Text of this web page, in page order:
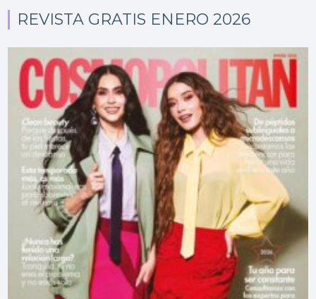
REVISTA GRATIS ENERO 2026